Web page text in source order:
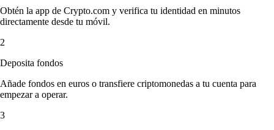
Obtén la app de Crypto.com y verifica tu identidad en minutos
directamente desde tu móvil.
2
Deposita fondos
Añade fondos en euros o transfiere criptomonedas a tu cuenta para
empezar a operar.
3